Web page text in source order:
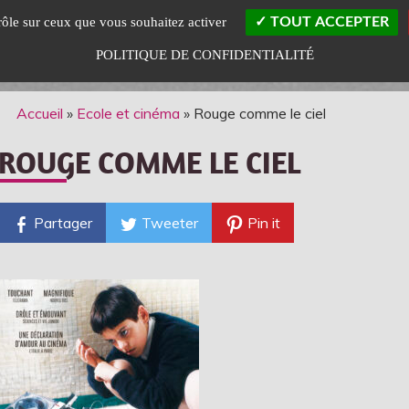
Accueil » Ecole et cinéma » Rouge comme le ciel
ROUGE COMME LE CIEL
Partager Tweeter Pin it
sur ceux que vous souhaitez activer TOUT ACCEPTER
POLITIQUE DE CONFIDENTIALITÉ